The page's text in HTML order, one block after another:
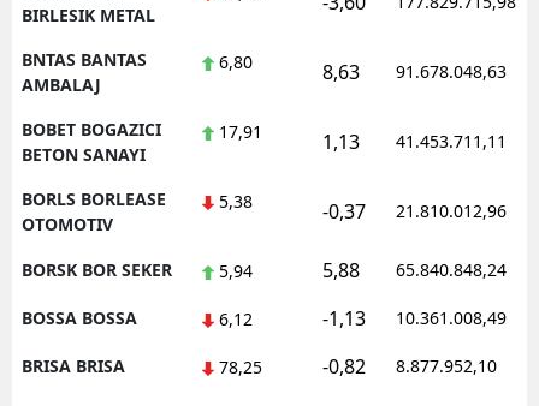
BIRLESIK METAL
BNTAS BANTAS
AMBALAJ
6,80 8,63 91.678.048,63
BOBET BOGAZICI
BETON SANAYI
17,91 1,13 41.453.711,11
BORLS BORLEASE
OTOMOTIV
5,38 -0,37 21.810.012,96
BORSK BOR SEKER 5,94 5,88 65.840.848,24
BOSSA BOSSA 6,12 -1,13 10.361.008,49
BRISA BRISA 78,25 -0,82 8.877.952,10